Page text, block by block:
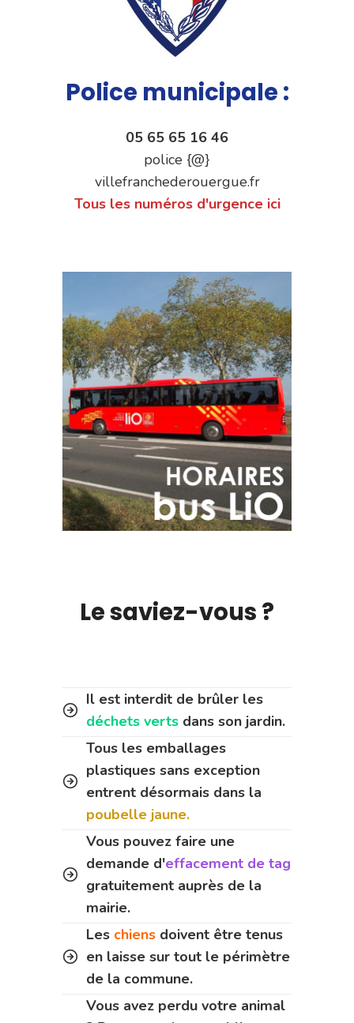
Police municipale :
05 65 65 16 46
police {@}
villefranchederouergue.fr
Tous les numéros d'urgence ici
Le saviez-vous ?
Il est interdit de brûler les
déchets verts dans son jardin.
Tous les emballages
plastiques sans exception
entrent désormais dans la
poubelle jaune.
Vous pouvez faire une
demande d'effacement de tag
gratuitement auprès de la
mairie.
Les chiens doivent être tenus
en laisse sur tout le périmètre
de la commune.
Vous avez perdu votre animal